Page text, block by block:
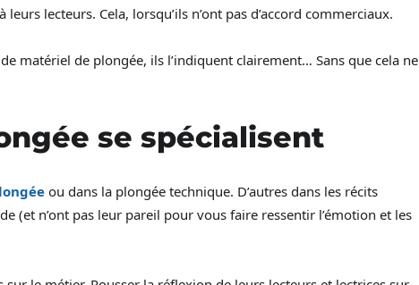
lecteurs. Cela, lorsqu’ils n’ont pas d’accord commerciaux.
matériel de plongée, ils l’indiquent clairement… Sans que cela ne
se spécialisent
ou dans la plongée technique. D’autres dans les récits
(et n’ont pas leur pareil pour vous faire ressentir l’émotion et les